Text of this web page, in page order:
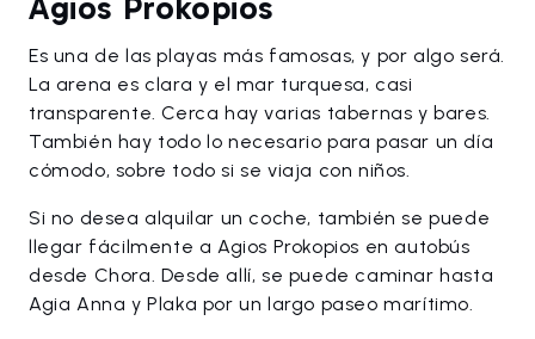
Es una de las playas más famosas, y por algo será.
La arena es clara y el mar turquesa, casi
transparente. Cerca hay varias tabernas y bares.
También hay todo lo necesario para pasar un día
cómodo, sobre todo si se viaja con niños.
Si no desea alquilar un coche, también se puede
llegar fácilmente a Agios Prokopios en autobús
desde Chora. Desde allí, se puede caminar hasta
Agia Anna y Plaka por un largo paseo marítimo.